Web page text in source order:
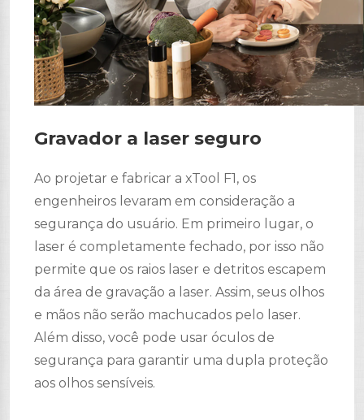
Gravador a laser seguro
Ao projetar e fabricar a xTool F1, os
engenheiros levaram em consideração a
segurança do usuário. Em primeiro lugar, o
laser é completamente fechado, por isso não
permite que os raios laser e detritos escapem
da área de gravação a laser. Assim, seus olhos
e mãos não serão machucados pelo laser.
Além disso, você pode usar óculos de
segurança para garantir uma dupla proteção
aos olhos sensíveis.